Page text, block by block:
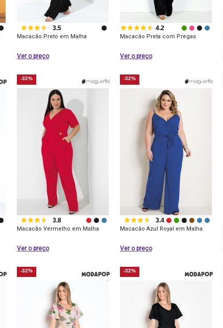
3.5
Macacão Preto em Malha
Ver o preço
4.2
Macacão Preta com Pregas
Ver o preço
-32%
3.8
Macacão Vermelho em Malha
Ver o preço
-32%
3.4
Macacão Azul Royal em Malha
Ver o preço
-32% -32%